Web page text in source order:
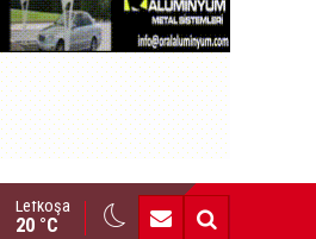
Lefkoşa
20 °C